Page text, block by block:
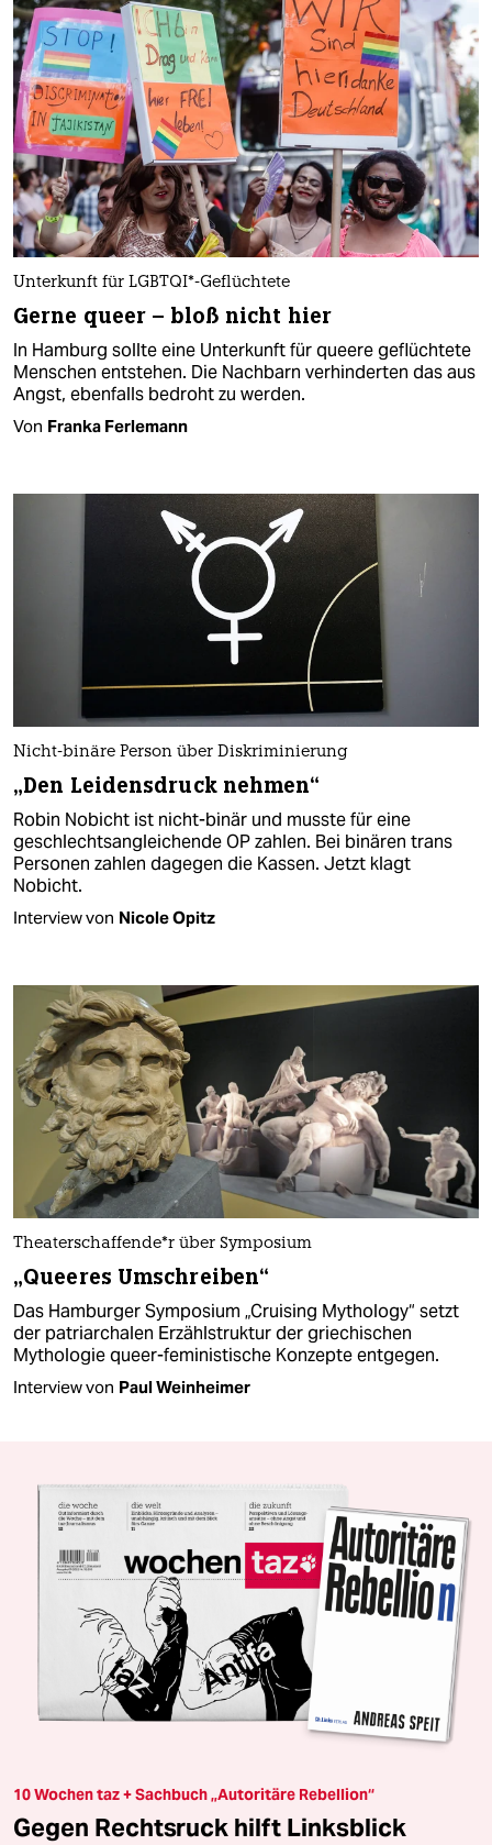
Unterkunft für LGBTQI*-Geflüchtete
Gerne queer – bloß nicht hier
In Hamburg sollte eine Unterkunft für queere geflüchtete
Menschen entstehen. Die Nachbarn verhinderten das aus
Angst, ebenfalls bedroht zu werden.
Von Franka Ferlemann
Nicht-binäre Person über Diskriminierung
„Den Leidensdruck nehmen“
Robin Nobicht ist nicht-binär und musste für eine
geschlechtsangleichende OP zahlen. Bei binären trans
Personen zahlen dagegen die Kassen. Jetzt klagt
Nobicht.
Interview von Nicole Opitz
Thea­ter­schaf­fen­de*r über Symposium
„Queeres Umschreiben“
Das Hamburger Symposium „Cruising Mythology“ setzt
der patriarchalen Erzählstruktur der griechischen
Mythologie queer-feministische Konzepte entgegen.
Interview von Paul Weinheimer
10 Wochen taz + Sachbuch „Autoritäre Rebellion“
Gegen Rechtsruck hilft Linksblick